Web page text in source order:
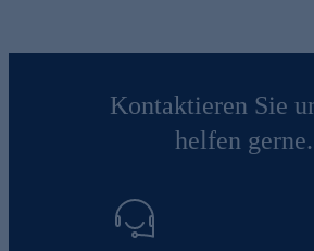
Kontaktieren Sie
helfen gerne.